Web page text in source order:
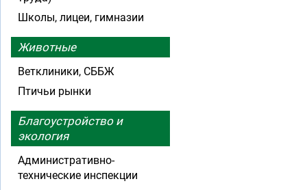
Школы, лицеи, гимназии
Животные
Ветклиники, СББЖ
Птичьи рынки
Благоустройство и
экология
Административно-
технические инспекции